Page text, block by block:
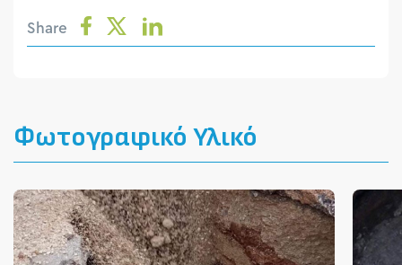
Share
Φωτογραφικό Υλικό